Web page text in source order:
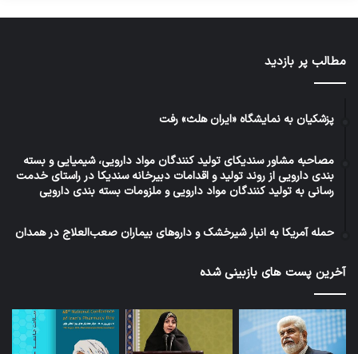
مطالب پر بازدید
پزشکیان به نمایشگاه «ایران هلث» رفت
مصاحبه مشاور سندیکای تولید کنندگان مواد دارویی، شیمیایی و بسته
بندی دارویی از روند تولید و اقدامات دبیرخانه سندیکا در راستای خدمت
رسانی به تولید کنندگان مواد دارویی و ملزومات بسته بندی دارویی
حمله آمریکا به انبار شیرخشک و داروهای بیماران صعب‌العلاج در همدان
آخرین پست های بازبینی شده